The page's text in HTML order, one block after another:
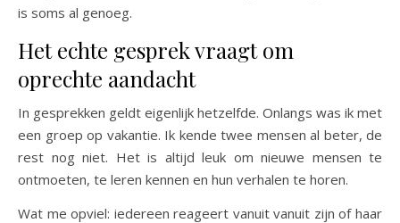
is soms al genoeg.
Het echte gesprek vraagt om
oprechte aandacht
In gesprekken geldt eigenlijk hetzelfde. Onlangs was ik met
een groep op vakantie. Ik kende twee mensen al beter, de
rest nog niet. Het is altijd leuk om nieuwe mensen te
ontmoeten, te leren kennen en hun verhalen te horen.
Wat me opviel: iedereen reageert vanuit vanuit zijn of haar